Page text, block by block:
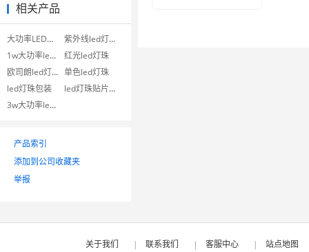
相关产品
大功率LED灯珠
紫外线led灯珠
1w大功率led灯珠
红光led灯珠
欧司朗led灯珠 单色led灯珠
led灯珠包装
led灯珠贴片机
3w大功率led灯珠
产品索引
添加到公司收藏夹
举报
关于我们 | 联系我们 | 客服中心 |
站点地图